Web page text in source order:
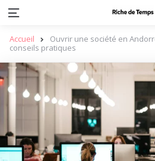
Menu
Accueil
Ouvrir une société en
conseils pratiques